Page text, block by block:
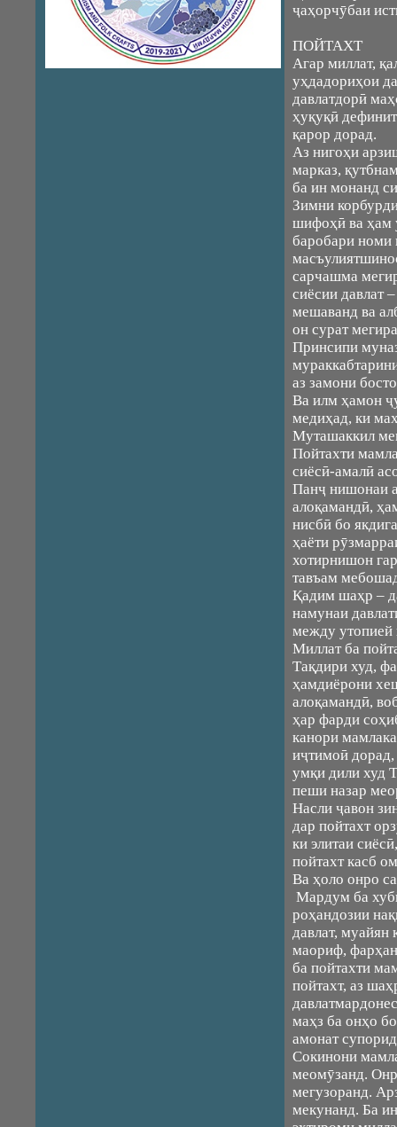
ҷаҳорчӯбаи
ПОЙТАХТ
Агар миллат,
уҳдадориҳои
давлатдорӣ
ҳуқуқӣ
қарор дорад.
Аз нигоҳи
марказ,
ба ин монанд
Зимни
шифоҳӣ ва ҳам
баробари номи
сарчашма
сиёсии давлат
мешаванд ва
он сурат
Принсипи
аз замони
Ва илм ҳамон
медиҳад, ки
Муташаккил
Пойтахти
сиёсӣ-амалӣ
Панҷ нишонаи
алоқамандӣ,
нисбӣ бо
ҳаёти
хотирнишон
тавъам
Қадим шаҳр –
намунаи
между
Миллат ба
Тақдири худ,
ҳамдиёрони
алоқамандӣ,
ҳар фарди
канори
иҷтимоӣ
умқи дили худ
пеши назар
Насли ҷавон
дар пойтахт
ки элитаи
пойтахт касб
Ва ҳоло онро
Мардум ба
роҳандозии
давлат,
маориф,
ба пойтахти
пойтахт, аз
маҳз ба онҳо
амонат
Сокинони
меомӯзанд.
мегузоранд.
мекунанд. Ба